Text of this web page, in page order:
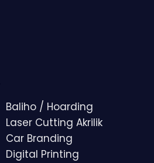
Baliho / Hoarding
Laser Cutting Akrilik
Car Branding
Digital Printing